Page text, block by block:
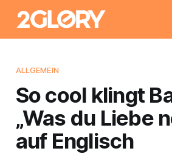
ALLGEMEIN
So cool klingt
„Was du Liebe
auf Englisch